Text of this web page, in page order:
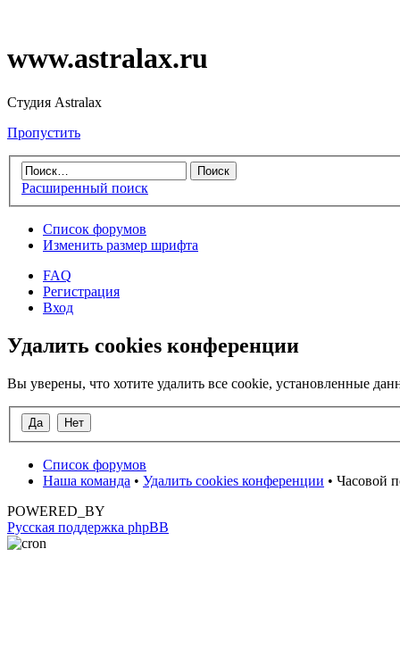
www.astralax.ru
Студия Astralax
Пропустить
Расширенный поиск
Список форумов
Изменить размер шрифта
FAQ
Регистрация
Вход
Удалить cookies конференции
Вы уверены, что хотите удалить все cookie, установленные
Список форумов
Наша команда • Удалить cookies конференции • Часовой
POWERED_BY
Русская поддержка phpBB